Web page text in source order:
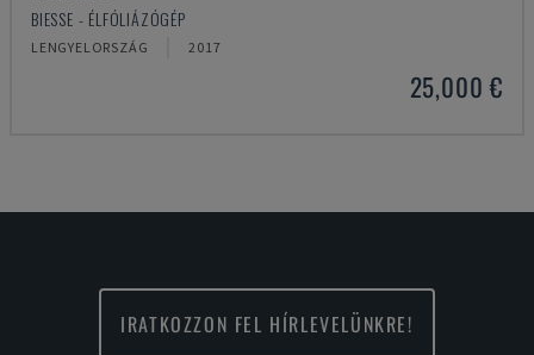
BIESSE - ÉLFÓLIÁZÓGÉP
LENGYELORSZÁG 2017
25,000 €
IRATKOZZON FEL HÍRLEVELÜNKRE!